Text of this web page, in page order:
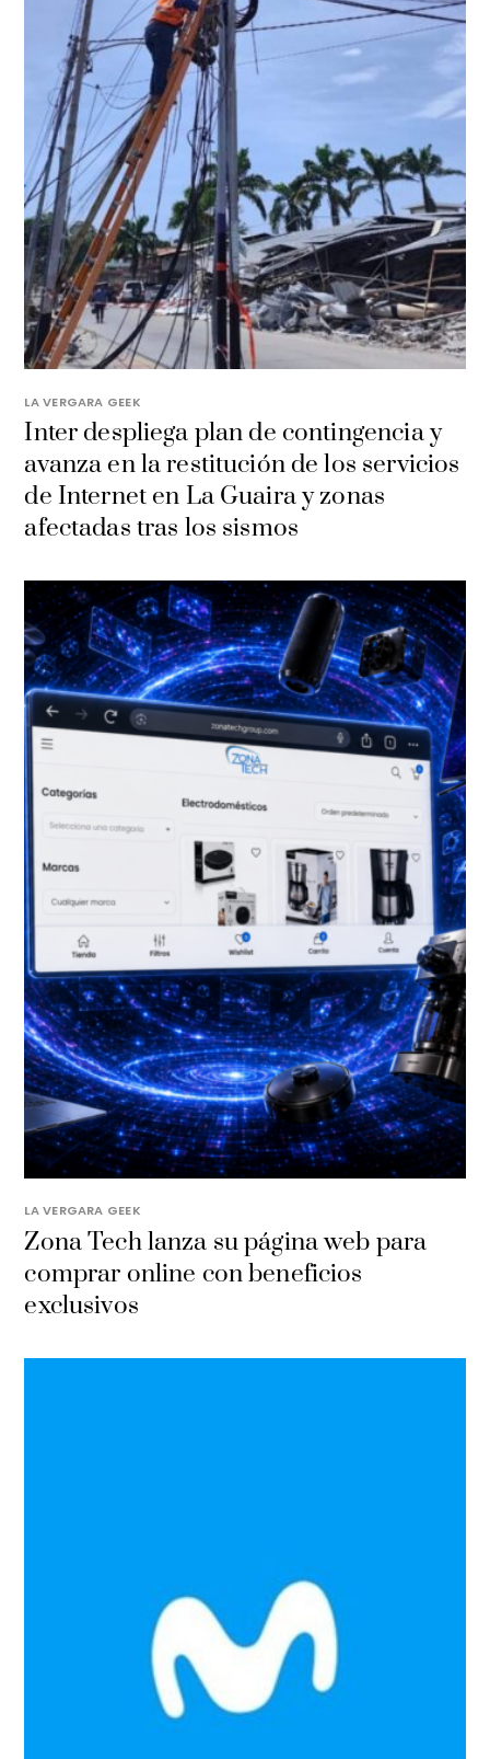
LA VERGARA GEEK
Inter despliega plan de contingencia y
avanza en la restitución de los servicios
de Internet en La Guaira y zonas
afectadas tras los sismos
LA VERGARA GEEK
​Zona Tech lanza su página web para
comprar online con beneficios
exclusivos